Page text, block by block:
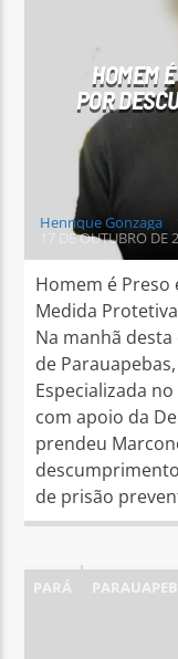
Arara
HOMEM
POR
Henrique Gonzaga
17 DE OUTUBRO DE
Homem é
Medida
Na manhã
de
Especializada
com apoio da
prendeu
de prisão
PARÁ